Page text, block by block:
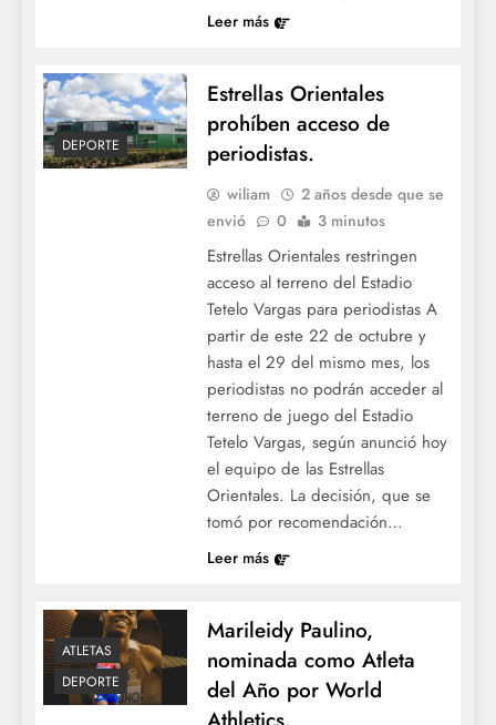
Leer más
DEPORTE
Estrellas Orientales
prohíben acceso de
periodistas.
wiliam
2 años desde que se
envió
0 3 minutos
Estrellas Orientales restringen
acceso al terreno del Estadio
Tetelo Vargas para periodistas A
partir de este 22 de octubre y
hasta el 29 del mismo mes, los
periodistas no podrán acceder al
terreno de juego del Estadio
Tetelo Vargas, según anunció hoy
el equipo de las Estrellas
Orientales. La decisión, que se
tomó por recomendación…
Leer más
ATLETAS
DEPORTE
Marileidy Paulino,
nominada como Atleta
del Año por World